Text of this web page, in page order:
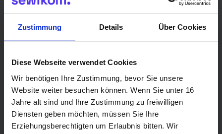
Zustimmung Details Über Cookies
Diese Webseite verwendet Cookies
Wir benötigen Ihre Zustimmung, bevor Sie unsere
Website weiter besuchen können. Wenn Sie unter 16
Jahre alt sind und Ihre Zustimmung zu freiwilligen
Diensten geben möchten, müssen Sie Ihre
Erziehungsberechtigten um Erlaubnis bitten. Wir
Wir verwenden Deine Angaben zweckgebunden zur
Weitere Informationen findest Du in unserer
Senden